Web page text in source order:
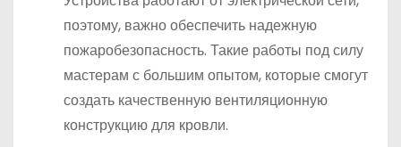
поэтому, важно обеспечить надежную
пожаробезопасность. Такие работы под силу
мастерам с большим опытом, которые смогут
создать качественную вентиляционную
конструкцию для кровли.